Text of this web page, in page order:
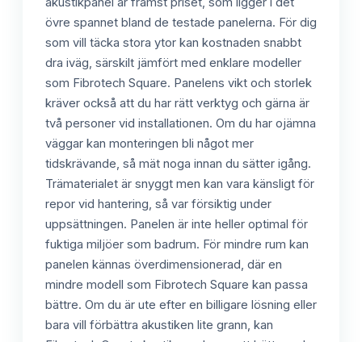
övre spannet bland de testade panelerna. För dig
som vill täcka stora ytor kan kostnaden snabbt
dra iväg, särskilt jämfört med enklare modeller
som Fibrotech Square. Panelens vikt och storlek
kräver också att du har rätt verktyg och gärna är
två personer vid installationen. Om du har ojämna
väggar kan monteringen bli något mer
tidskrävande, så mät noga innan du sätter igång.
Trämaterialet är snyggt men kan vara känsligt för
repor vid hantering, så var försiktig under
uppsättningen. Panelen är inte heller optimal för
fuktiga miljöer som badrum. För mindre rum kan
panelen kännas överdimensionerad, där en
mindre modell som Fibrotech Square kan passa
bättre. Om du är ute efter en billigare lösning eller
bara vill förbättra akustiken lite grann, kan